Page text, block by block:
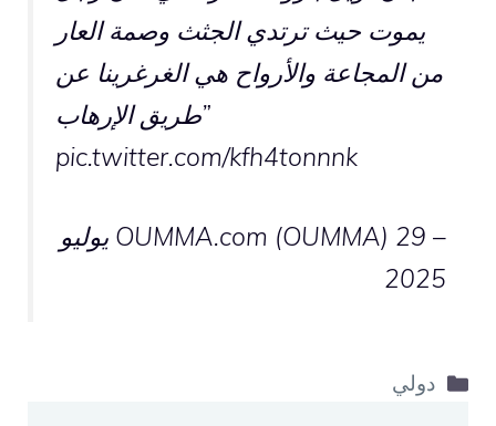
يموت حيث ترتدي الجثث وصمة العار
من المجاعة والأرواح هي الغرغرينا عن
طريق الإرهاب”
pic.twitter.com/kfh4tonnnk
– OUMMA.com (OUMMA)
29 يوليو
2025
التصنيفات
دولي